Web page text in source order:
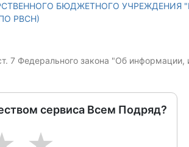
БЮДЖЕТНОГО
РВСН)
7 Федерального закона "Об
сервиса Всем Подряд?